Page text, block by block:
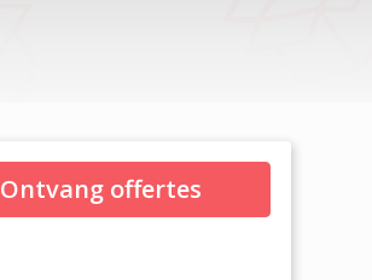
Ontvang offertes